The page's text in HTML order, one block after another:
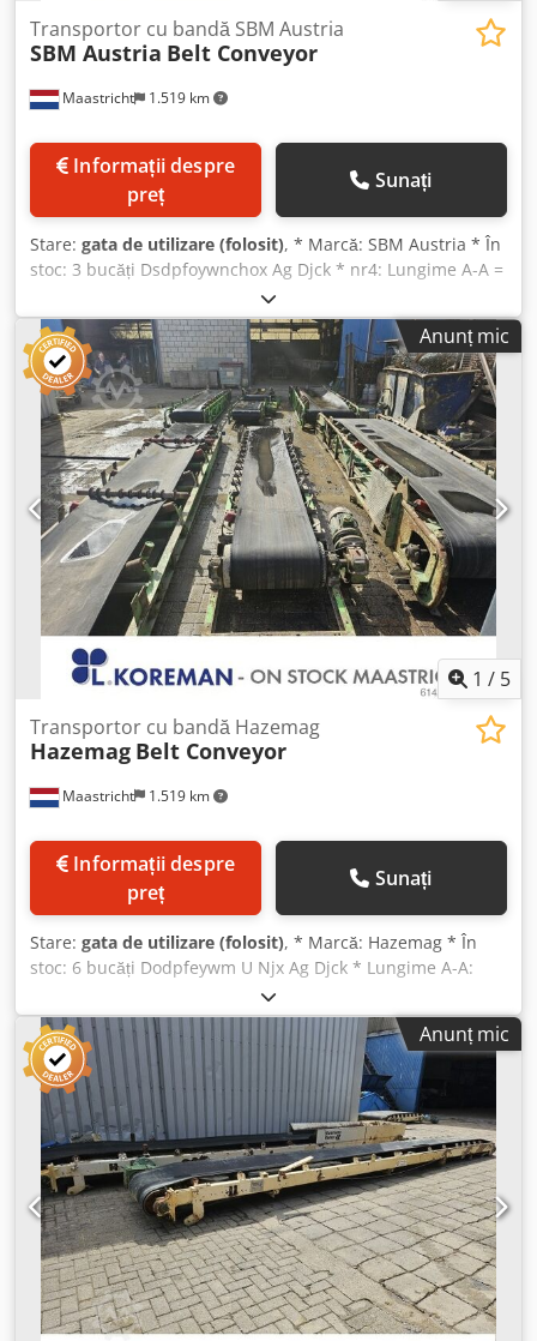
Maastricht 1.519 km
Transportor cu bandă SBM Austria
SBM Austria Belt Conveyor
preț
Sunați
Stare: gata de utilizare (folosit), * Marcă: SBM Austria * În
stoc: 3 bucăți Dsdpfoywnchox Ag Djck * nr4: Lungime A-A =
21.000 mm, lățime bandă: 1000 mm, acționare:
motoreductor 7,5 kW. * nr6: Lungime A-A = 12.600 mm,
lățime bandă: 800 mm, acționare: motoreductor 5,5 kW. *
nr7: Lungime A-A = 18.000 mm, lățime bandă: 800 mm,
acționare: reductor 7,5 kW.
Anunț mic
1 / 5
Maastricht 1.519 km
Transportor cu bandă Hazemag
Hazemag Belt Conveyor
preț
Sunați
Stare: gata de utilizare (folosit), * Marcă: Hazemag * În
stoc: 6 bucăți Dodpfeywm U Njx Ag Djck * Lungime A-A:
5.000 mm, lățime bandă: 600 mm, acționare: 3 kW. *
Lungime A-A: 3.000 mm, lățime bandă: 800 mm, acționare:
3 kW. * Lungime A-A: 5.000 mm, lățime bandă: 1.000 mm,
acționare: 7,5 kW. * Lungime A-A: 2.300 mm, lățime bandă:
700 mm, acționare: 3 kW. * Lungime A-A: 5.800 mm, lățime
bandă: 800 mm, acționare: 3 kW. * Lungime A-A: 3.500 mm,
lățime bandă: 650 mm, acționare: 5,5 kW.
Anunț mic